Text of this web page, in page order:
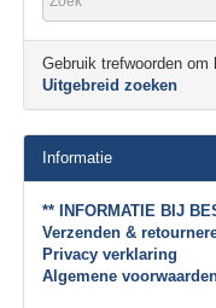
Gebruik trefwoorden
Uitgebreid zoeken
Informatie
** INFORMATIE BIJ
Verzenden &
Privacy verklaring
Algemene